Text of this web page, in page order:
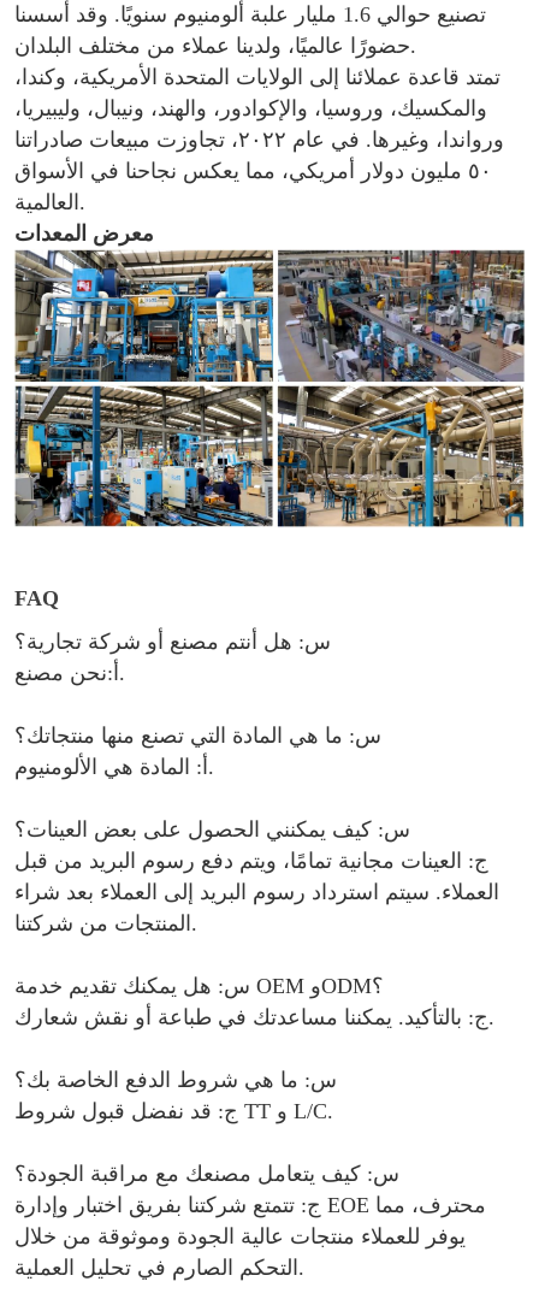
تصنيع حوالي 1.6 مليار علبة ألومنيوم سنويًا. وقد أسسنا
حضورًا عالميًا، ولدينا عملاء من مختلف البلدان.
تمتد قاعدة عملائنا إلى الولايات المتحدة الأمريكية، وكندا،
والمكسيك، وروسيا، والإكوادور، والهند، ونيبال، وليبيريا،
ورواندا، وغيرها. في عام ٢٠٢٢، تجاوزت مبيعات صادراتنا
٥٠ مليون دولار أمريكي، مما يعكس نجاحنا في الأسواق
العالمية.
معرض المعدات
FAQ
س: هل أنتم مصنع أو شركة تجارية؟
أ:نحن مصنع.
س: ما هي المادة التي تصنع منها منتجاتك؟
أ: المادة هي الألومنيوم.
س: كيف يمكنني الحصول على بعض العينات؟
ج: العينات مجانية تمامًا، ويتم دفع رسوم البريد من قبل
العملاء. سيتم استرداد رسوم البريد إلى العملاء بعد شراء
المنتجات من شركتنا.
س: هل يمكنك تقديم خدمة OEM وODM؟
ج: بالتأكيد. يمكننا مساعدتك في طباعة أو نقش شعارك.
س: ما هي شروط الدفع الخاصة بك؟
ج: قد نفضل قبول شروط TT و L/C.
س: كيف يتعامل مصنعك مع مراقبة الجودة؟
ج: تتمتع شركتنا بفريق اختبار وإدارة EOE محترف، مما
يوفر للعملاء منتجات عالية الجودة وموثوقة من خلال
التحكم الصارم في تحليل العملية.